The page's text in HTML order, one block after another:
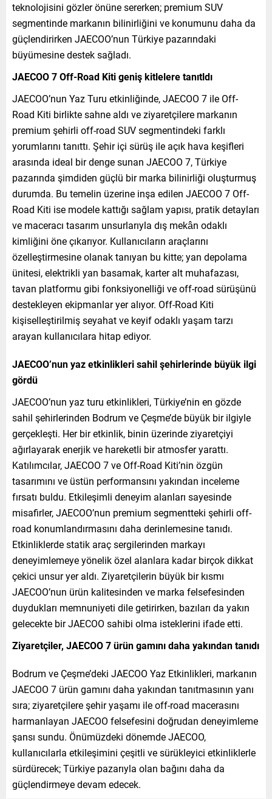
teknolojisini gözler önüne sererken; premium SUV
segmentinde markanın bilinirliğini ve konumunu daha da
güçlendirirken JAECOO’nun Türkiye pazarındaki
büyümesine destek sağladı.
JAECOO 7 Off-Road Kiti geniş kitlelere tanıtldı
JAECOO’nun Yaz Turu etkinliğinde, JAECOO 7 ile Off-
Road Kiti birlikte sahne aldı ve ziyaretçilere markanın
premium şehirli off-road SUV segmentindeki farklı
yorumlarını tanıttı. Şehir içi sürüş ile açık hava keşifleri
arasında ideal bir denge sunan JAECOO 7, Türkiye
pazarında şimdiden güçlü bir marka bilinirliği oluşturmuş
durumda. Bu temelin üzerine inşa edilen JAECOO 7 Off-
Road Kiti ise modele kattığı sağlam yapısı, pratik detayları
ve maceracı tasarım unsurlarıyla dış mekân odaklı
kimliğini öne çıkarıyor. Kullanıcıların araçlarını
özelleştirmesine olanak tanıyan bu kitte; yan depolama
ünitesi, elektrikli yan basamak, karter alt muhafazası,
tavan platformu gibi fonksiyonelliği ve off-road sürüşünü
destekleyen ekipmanlar yer alıyor. Off-Road Kiti
kişiselleştirilmiş seyahat ve keyif odaklı yaşam tarzı
arayan kullanıcılara hitap ediyor.
JAECOO’nun yaz etkinlikleri sahil şehirlerinde büyük ilgi
gördü
JAECOO’nun yaz turu etkinlikleri, Türkiye’nin en gözde
sahil şehirlerinden Bodrum ve Çeşme’de büyük bir ilgiyle
gerçekleşti. Her bir etkinlik, binin üzerinde ziyaretçiyi
ağırlayarak enerjik ve hareketli bir atmosfer yarattı.
Katılımcılar, JAECOO 7 ve Off-Road Kiti’nin özgün
tasarımını ve üstün performansını yakından inceleme
fırsatı buldu. Etkileşimli deneyim alanları sayesinde
misafirler, JAECOO’nun premium segmentteki şehirli off-
road konumlandırmasını daha derinlemesine tanıdı.
Etkinliklerde statik araç sergilerinden markayı
deneyimlemeye yönelik özel alanlara kadar birçok dikkat
çekici unsur yer aldı. Ziyaretçilerin büyük bir kısmı
JAECOO’nun ürün kalitesinden ve marka felsefesinden
duydukları memnuniyeti dile getirirken, bazıları da yakın
gelecekte bir JAECOO sahibi olma isteklerini ifade etti.
Ziyaretçiler, JAECOO 7 ürün gamını daha yakından tanıdı
Bodrum ve Çeşme’deki JAECOO Yaz Etkinlikleri, markanın
JAECOO 7 ürün gamını daha yakından tanıtmasının yanı
sıra; ziyaretçilere şehir yaşamı ile off-road macerasını
harmanlayan JAECOO felsefesini doğrudan deneyimleme
şansı sundu. Önümüzdeki dönemde JAECOO,
kullanıcılarla etkileşimini çeşitli ve sürükleyici etkinliklerle
sürdürecek; Türkiye pazarıyla olan bağını daha da
güçlendirmeye devam edecek.